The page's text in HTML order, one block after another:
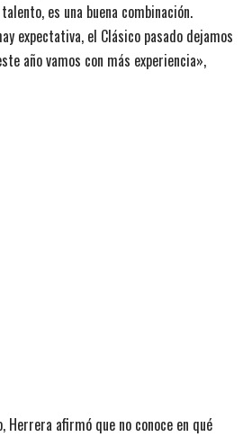
es una buena combinación.
expectativa, el Clásico pasado dejamos
año vamos con más experiencia»,
Herrera afirmó que no conoce en qué